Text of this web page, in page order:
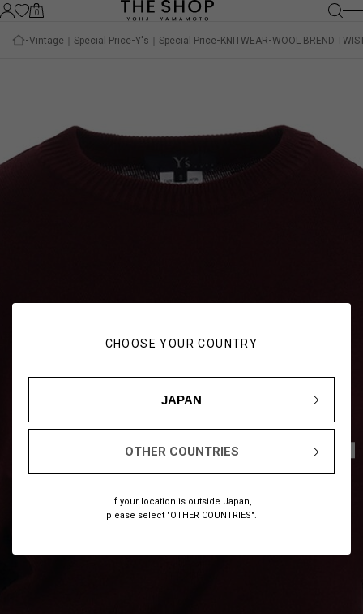
CHOOSE YOUR COUNTRY
JAPAN
OTHER COUNTRIES
If your location is outside Japan,
please select "OTHER COUNTRIES".
0
Vintage｜Special Price Y's｜Special Price KNITWEAR WOOL BREND